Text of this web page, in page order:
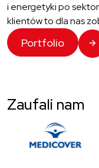
i energetyki po
klientów to dla nas
Portfolio
Zaufali nam
medicover – dowiedz